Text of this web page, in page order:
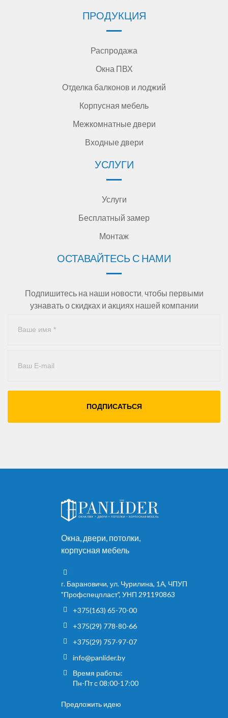
ПРОДУКЦИЯ
Распродажа
Окна ПВХ
Отделка балконов и лоджий
Корпусная мебель
Межкомнатные двери
Входные двери
УСЛУГИ
Услуги
Бесплатный замер
Монтаж
ОСТАВАЙТЕСЬ С НАМИ
Подпишитесь на наши новости, чтобы первыми
узнавать о скидках и акциях нашей компании
ПОДПИСАТЬСЯ
Окна, двери, потолки,
корпусная мебель
г. Барановичи, ул. Чурилина, 1А, ЧПУП
"Профспецпласт", УНП 291190863
+375(163) 65-70-00
+375(29) 778-80-66
+375(29) 757-97-07
info@panlider.by
Время работы:
Пн-Пт с 08:00-17:00
Предложить идею